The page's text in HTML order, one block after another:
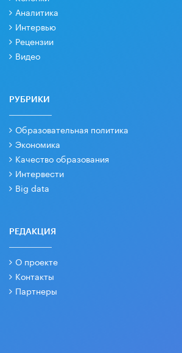
Аналитика
Интервью
Рецензии
Видео
РУБРИКИ
Образовательная политика
Экономика
Качество образования
Интервести
Big data
РЕДАКЦИЯ
О проекте
Контакты
Партнеры